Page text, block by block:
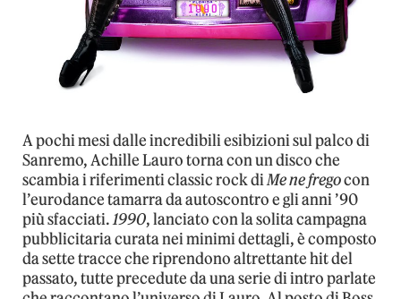
A pochi mesi dalle incredibili esibizioni sul palco di
Sanremo, Achille Lauro torna con un disco che
scambia i riferimenti classic rock diMe ne fregocon
l’eurodance tamarra da autoscontro e gli anni ’90
più sfacciati.1990, lanciato con la solita campagna
pubblicitaria curata nei minimi dettagli, è composto
da sette tracce che riprendono altrettante hit del
passato, tutte precedute da una serie di intro parlate